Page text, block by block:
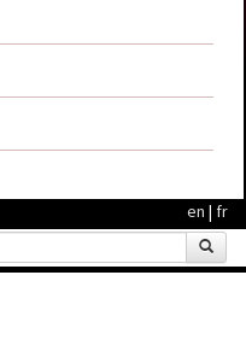
en | fr